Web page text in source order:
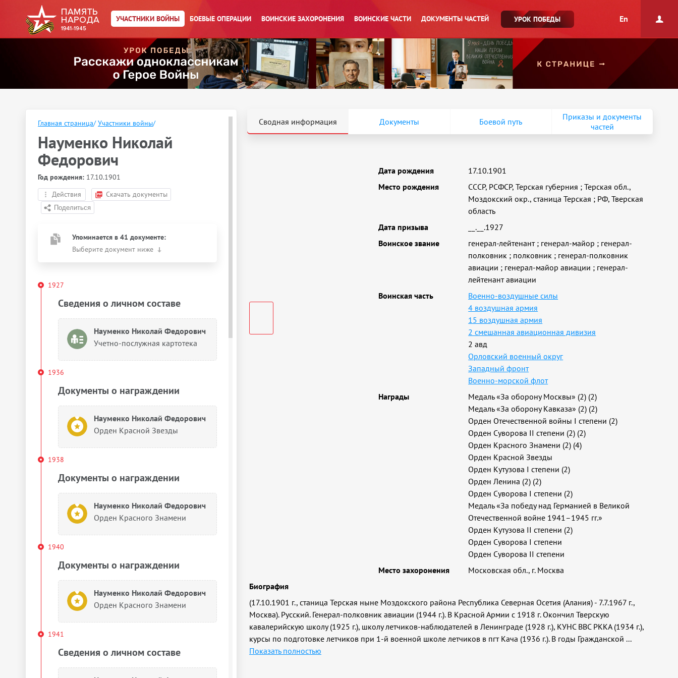
УЧАСТНИКИ ВОЙНЫ БОЕВЫЕ ОПЕРАЦИИ ВОИНСКИЕ ЗАХОРОНЕНИЯ ВОИНСКИЕ ЧАСТИ ДОКУМЕНТЫ ЧАСТЕЙ УРОК ПОБЕДЫ En
Главная страница/ Участники войны/
Науменко Николай
Федорович
Год рождения: 17.10.1901
Действия
Скачать документы
Упоминается в 41 документе:
Выберите документ ниже
1927
Сведения о личном составе
Науменко Николай Федорович
Учетно-послужная картотека
1936
Документы о награждении
Науменко Николай Федорович
Орден Красной Звезды
1938
Документы о награждении
Науменко Николай Федорович
Орден Красного Знамени
1940
Документы о награждении
Науменко Николай Федорович
Орден Красного Знамени
1941
Сведения о личном составе
Сводная информация Документы Боевой путь
Приказы и документы
частей
Дата рождения
17.10.1901
Место рождения
СССР, РСФСР, Терская губерния ;Терская обл.,
Моздокский окр., станица Терская ; РФ, Тверская
область
Дата призыва
__.__.1927
Воинское звание
генерал-лейтенант; генерал-майор ; генерал-
полковник ; полковник ; генерал-полковник
авиации ; генерал-майор авиации ; генерал-
лейтенант авиации
Воинская часть
Военно-воздушные силы
4 воздушная армия
15 воздушная армия
2 смешанная авиационная дивизия
2 авд
Орловский военный округ
Западный фронт
Военно-морской флот
Награды
Медаль «За оборону Москвы» (2) (2)
Медаль «За оборону Кавказа» (2) (2)
Орден Отечественной войны I степени (2)
Орден Суворова II степени (2) (2)
Орден Красного Знамени (2) (4)
Орден Красной Звезды
Орден Кутузова I степени (2)
Орден Ленина (2) (2)
Орден Суворова I степени (2)
Медаль «За победу над Германией в Великой
Отечественной войне 1941–1945 гг.»
Орден Кутузова II степени (2)
Орден Суворова I степени
Орден Суворова II степени
Место захоронения
Московская обл., г. Москва
Биография
(17.10.1901 г., станица Терская ныне Моздокского района Республика Северная Осетия (Алания) - 7.7.1967 г.,
Москва). Русский. Генерал-полковник авиации (1944 г.). В Красной Армии с 1918 г. Окончил Тверскую
кавалерийскую школу (1925 г.), школу летчиков-наблюдателей в Ленинграде (1928 г.), КУНС ВВС РККА (1934 г.),
курсы по подготовке летчиков при 1-й военной школе летчиков в пгт Кача (1936 г.). В годы Гражданской ...
Показать полностью